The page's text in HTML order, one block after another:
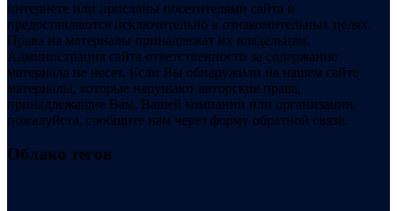
интернете или присланы посетителями сайта и
предоставляются исключительно в ознакомительных целях.
Права на материалы принадлежат их владельцам.
Администрация сайта ответственности за содержание
материала не несет. Если Вы обнаружили на нашем сайте
материалы, которые нарушают авторские права,
принадлежащие Вам, Вашей компании или организации,
пожалуйста, сообщите нам через форму обратной связи.
Облако тегов